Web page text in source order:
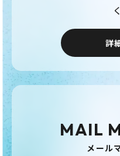
詳
MAIL
メール